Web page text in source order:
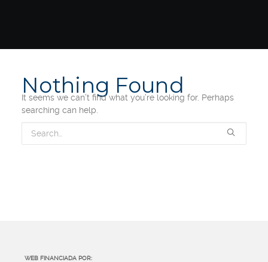
Nothing Found
It seems we can’t find what you’re looking for. Perhaps
searching can help.
WEB FINANCIADA POR: